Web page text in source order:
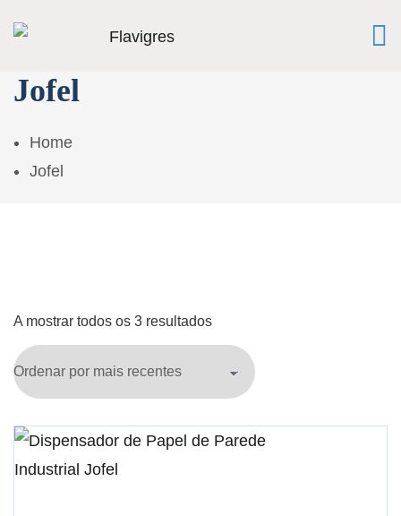
Jofel
Home
Jofel
A mostrar todos os 3 resultados